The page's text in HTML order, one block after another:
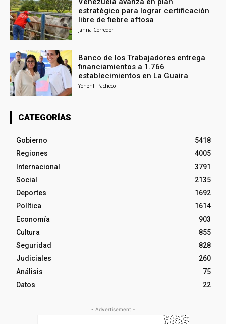
estratégico para lograr certificación
libre de fiebre aftosa
Janna Corredor
Banco de los Trabajadores entrega
financiamientos a 1.766
establecimientos en La Guaira
Yohenli Pacheco
CATEGORÍAS
Gobierno
5418
Regiones
4005
Internacional
3791
Social
2135
Deportes
1692
Política
1614
Economía
903
Cultura
855
Seguridad
828
Judiciales
260
Análisis
75
Datos
22
- Advertisement -